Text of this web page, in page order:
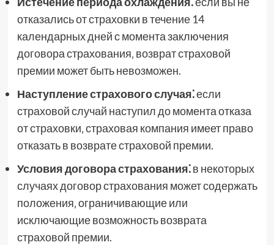
отказались от страховки в течение 14
календарных дней с момента заключения
договора страхования‚ возврат страховой
премии может быть невозможен.
Наступление страхового случая⁚если
страховой случай наступил до момента отказа
от страховки‚ страховая компания имеет право
отказать в возврате страховой премии.
Условия договора страхования⁚в некоторых
случаях договор страхования может содержать
положения‚ ограничивающие или
исключающие возможность возврата
страховой премии.